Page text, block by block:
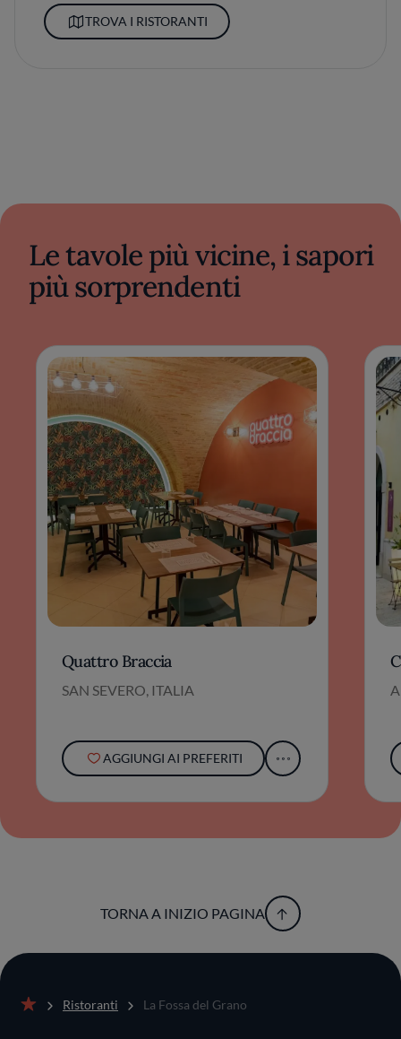
TROVA I RISTORANTI
Le tavole più vicine, i sapori
più sorprendenti
Quattro Braccia
SAN SEVERO, ITALIA
AGGIUNGI AI PREFERITI
TORNA A INIZIO PAGINA
Ristoranti La Fossa del Grano